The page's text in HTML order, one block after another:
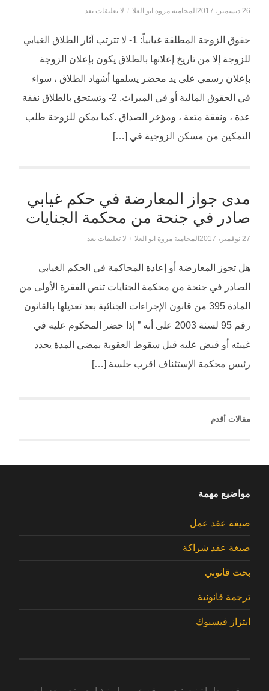
26 ديسمبر، 2017 المحامية مروة ابو العلا / لا تعليقات بعد
حقوق الزوجة المطلقة غيابياً: 1- لا تترتب أثار الطلاق الغيابي
للزوجة إلا من تاريخ إعلانها بالطلاق يكون بإعلان الزوجة
بإعلان رسمي على يد محضر يسلمها أشهاد الطلاق ، سواء
في الحقوق المالية أو في الميراث. 2- وتستحق بالطلاق نفقة
عدة ، ونفقة متعة ، ومؤخر الصداق .كما يمكن للزوجة طلب
التمكين من مسكن الزوجية في […]
مدى جواز المعارضة في حكم غيابي
صادر في جنحة من محكمة الجنايات
27 نوفمبر، 2017 المحامية مروة ابو العلا / لا تعليقات بعد
هل تجوز المعارضة أو إعادة المحاكمة في الحكم الغيابي
الصادر في جنحة من محكمة الجنايات تنص الفقرة الأولى من
المادة 395 من قانون الإجراءات الجنائية بعد تعديلها بالقانون
رقم 95 لسنة 2003 على أنه ” إذا حضر المحكوم عليه في
غيبته أو قبض عليه قبل سقوط العقوبة بمضي المدة يحدد
رئيس محكمة الإستئناف اقرب جلسة […]
مقالات أقدم
مواضيع مهمة
صيغة عقد عمل
صيغة عقد شراكة
بحث قانوني
ترجمة قانونية
ابتزاز فيسبوك